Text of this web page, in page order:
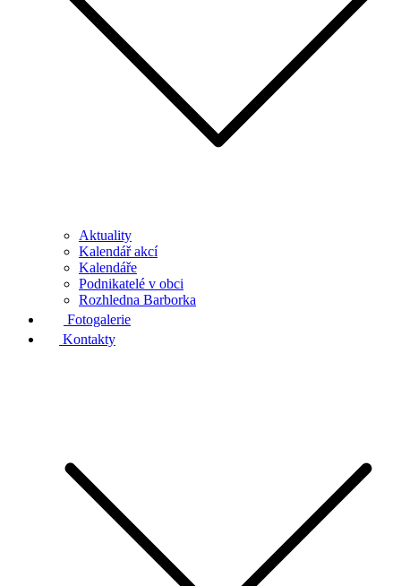
Aktuality
Kalendář akcí
Kalendáře
Podnikatelé v obci
Rozhledna Barborka
Fotogalerie
Kontakty